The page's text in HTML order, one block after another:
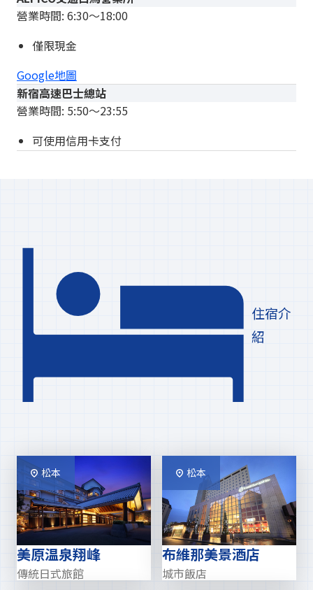
營業時間: 6:30〜18:00
僅限現金
Google地圖
新宿高速巴士總站
營業時間: 5:50〜23:55
可使用信用卡支付
住宿介
紹
松本
美原温泉翔峰
傳統日式旅館
松本
布維那美景酒店
城市飯店